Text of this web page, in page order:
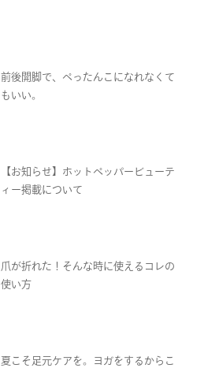
前後開脚で、ぺったんこになれなくて
もいい。
【お知らせ】ホットペッパービューテ
ィー掲載について
爪が折れた！そんな時に使えるコレの
使い方
夏こそ足元ケアを。ヨガをするからこ